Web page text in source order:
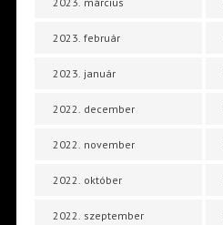
2023. február
2023. január
2022. december
2022. november
2022. október
2022. szeptember